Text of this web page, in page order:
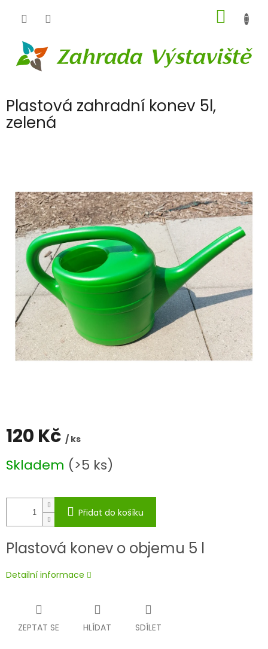
KOŠÍK
Plastová zahradní konev 5l,
zelená
120 Kč / ks
cena:
Skladem (>5 ks)
Přidat do košíku
Plastová konev o objemu 5 l
Detailní informace
ZEPTAT SE HLÍDAT SDÍLET